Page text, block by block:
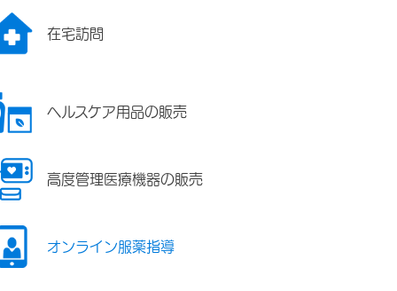
在宅訪問
ヘルスケア用品の販売
高度管理医療機器の販売
オンライン服薬指導